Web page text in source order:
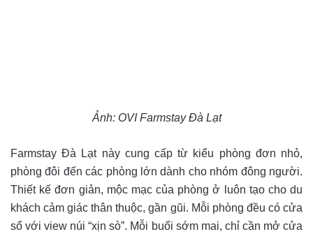
Ảnh: OVI Farmstay Đà Lạt
Farmstay Đà Lạt này cung cấp từ kiểu phòng đơn nhỏ,
phòng đôi đến các phòng lớn dành cho nhóm đông người.
Thiết kế đơn giản, mộc mạc của phòng ở luôn tạo cho du
khách cảm giác thân thuộc, gần gũi. Mỗi phòng đều có cửa
sổ với view núi “xịn sò”. Mỗi buổi sớm mai, chỉ cần mở cửa